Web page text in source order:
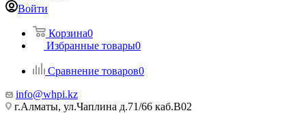
Войти
Корзина0
Избранные товары0
Сравнение товаров0
info@whpi.kz
г.Алматы, ул.Чаплина д.71/66 каб.B02